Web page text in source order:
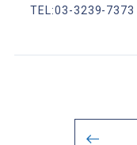
TEL:03-3239-7373